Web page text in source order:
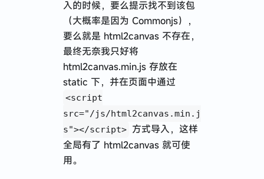
入的时候，要么提示找不到该包
（大概率是因为 Commonjs），
要么就是 html2canvas 不存在，
最终无奈我只好将
html2canvas.min.js 存放在
static 下，并在页面中通过
<script
src="/js/html2canvas.min.j
s"></script> 方式导入，这样
全局有了 html2canvas 就可使
用。